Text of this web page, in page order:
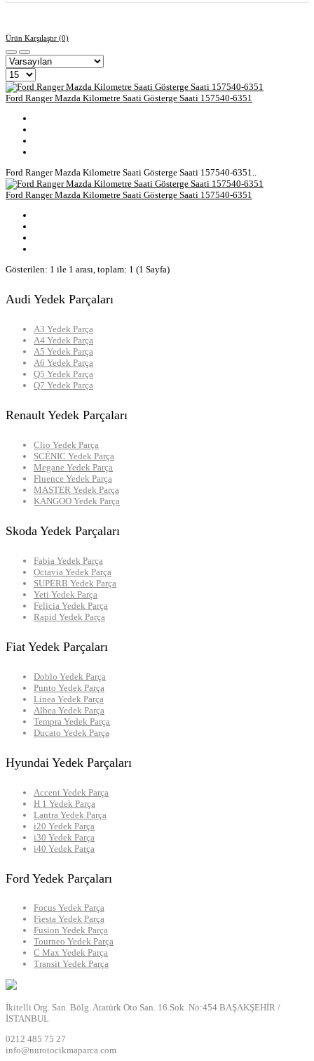
Ürün Karşılaştır (0)
Ford Ranger Mazda Kilometre Saati Gösterge Saati 157540-6351
Ford Ranger Mazda Kilometre Saati Gösterge Saati 157540-6351..
Ford Ranger Mazda Kilometre Saati Gösterge Saati 157540-6351
Gösterilen: 1 ile 1 arası, toplam: 1 (1 Sayfa)
Audi Yedek Parçaları
A3 Yedek Parça
A4 Yedek Parça
A5 Yedek Parça
A6 Yedek Parça
Q5 Yedek Parça
Q7 Yedek Parça
Renault Yedek Parçaları
Clio Yedek Parça
SCÉNIC Yedek Parça
Megane Yedek Parça
Fluence Yedek Parça
MASTER Yedek Parça
KANGOO Yedek Parça
Skoda Yedek Parçaları
Fabia Yedek Parça
Octavia Yedek Parça
SUPERB Yedek Parça
Yeti Yedek Parça
Felicia Yedek Parça
Rapid Yedek Parça
Fiat Yedek Parçaları
Doblo Yedek Parça
Punto Yedek Parça
Linea Yedek Parça
Albea Yedek Parça
Tempra Yedek Parça
Ducato Yedek Parça
Hyundai Yedek Parçaları
Accent Yedek Parça
H 1 Yedek Parça
Lantra Yedek Parça
i20 Yedek Parça
i30 Yedek Parça
i40 Yedek Parça
Ford Yedek Parçaları
Focus Yedek Parça
Fiesta Yedek Parça
Fusion Yedek Parça
Tourneo Yedek Parça
C Max Yedek Parça
Transit Yedek Parça
İkitelli Org. San. Bölg. Atatürk Oto San. 16.Sok. No:454 BAŞAKŞEHİR /
İSTANBUL
0212 485 75 27
info@nurotocikmaparca.com